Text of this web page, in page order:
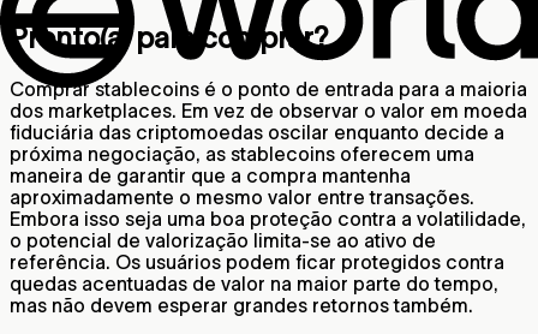
Pronto(a) para comprar?
Comprar stablecoins é o ponto de entrada para a maioria
dos marketplaces. Em vez de observar o valor em moeda
fiduciária das criptomoedas oscilar enquanto decide a
próxima negociação, as stablecoins oferecem uma
maneira de garantir que a compra mantenha
aproximadamente o mesmo valor entre transações.
Embora isso seja uma boa proteção contra a volatilidade,
o potencial de valorização limita-se ao ativo de
referência. Os usuários podem ficar protegidos contra
quedas acentuadas de valor na maior parte do tempo,
mas não devem esperar grandes retornos também.